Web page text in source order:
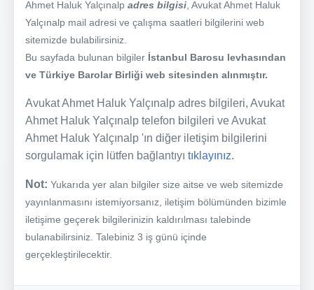
Ahmet Haluk Yalçınalp adres bilgisi , Avukat Ahmet Haluk
Yalçınalp mail adresi ve çalışma saatleri bilgilerini web
sitemizde bulabilirsiniz.
Bu sayfada bulunan bilgiler İstanbul Barosu levhasından
ve Türkiye Barolar Birliği web sitesinden alınmıştır.
Avukat Ahmet Haluk Yalçınalp adres bilgileri, Avukat
Ahmet Haluk Yalçınalp telefon bilgileri ve Avukat
Ahmet Haluk Yalçınalp 'ın diğer iletişim bilgilerini
sorgulamak için lütfen bağlantıyı tıklayınız.
Not: Yukarıda yer alan bilgiler size aitse ve web sitemizde
yayınlanmasını istemiyorsanız, iletişim bölümünden bizimle
iletişime geçerek bilgilerinizin kaldırılması talebinde
bulanabilirsiniz. Talebiniz 3 iş günü içinde
gerçekleştirilecektir.